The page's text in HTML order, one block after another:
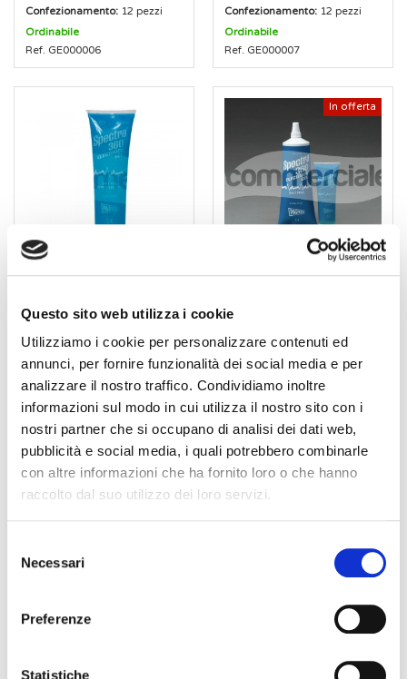
Questo sito web utilizza i cookie
Utilizziamo i cookie per personalizzare contenuti ed
annunci, per fornire funzionalità dei social media e per
analizzare il nostro traffico. Condividiamo inoltre
informazioni sul modo in cui utilizza il nostro sito con i
nostri partner che si occupano di analisi dei dati web,
pubblicità e social media, i quali potrebbero combinarle
con altre informazioni che ha fornito loro o che hanno
raccolto dal suo utilizzo dei loro servizi.
delNecessari
Preferenze
Statistiche
Confezionamento: 12 pezzi
Ordinabile
Ref. GE000006
Confezionamento: 12 pezzi
Ordinabile
Ref. GE000007
Gel per elettrodi in tubo
Gel per elettrodi Spectra 360
adatto per applicazioni a lungo
termine in tubo da 60 grammi
scatola
Ordinabile
Ref. 12-02
In offerta
Gel per elettrodi Spectra
Gel per elettrodi Spectra 360
termine in tubo da 250 grammi
Ref. GE000004
Ecografia ed ECG
Carta ecografica